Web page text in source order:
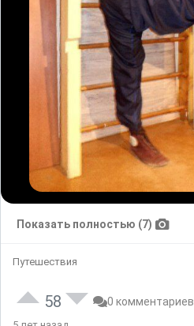
Показать полностью (7)
Путешествия
58 0 комментариев